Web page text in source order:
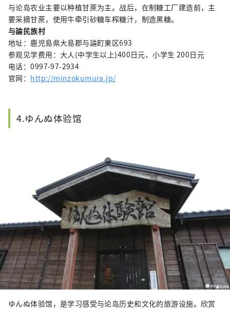
与论岛农业主要以种植甘蔗为主。战后，在制糖工厂建造前，主
要采摘甘蔗，使用牛牵引砂糖车榨糖汁，制造黑糖。
与論民族村
地址：鹿児島県大島郡与論町東区693
参观见学费用：大人(中学生以上)400日元、小学生 200日元
电话：0997-97-2934
官网： http://minzokumura.jp/
4.ゆんぬ体验馆
ゆんぬ体验馆，是学习感受与论岛历史和文化的旅游设施。欣赏